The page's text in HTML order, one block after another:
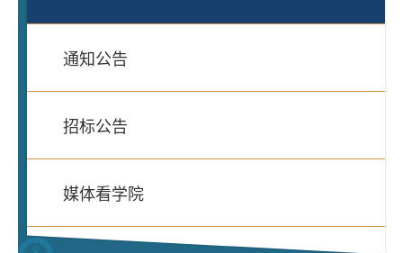
通知公告
招标公告
媒体看学院